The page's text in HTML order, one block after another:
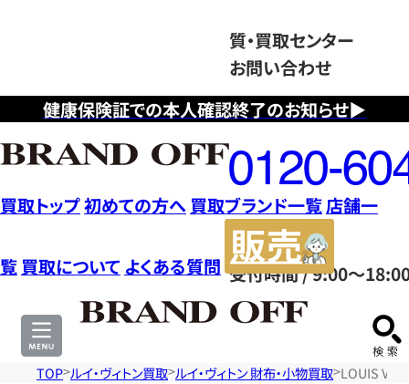
健康保険証での本人確認終了のお知らせ▶
質・買取センター
お問い合わせ
フ
リ
ー
ダ
イ
ヤ
ル
0120604117
受付時間 / 9:00～
買取トップ初めての方へ 買取ブランド一覧店舗一
覧 買取について よくある質問
サ
TOP ルイ・ヴィトン買取 ルイ・ヴィトン 財布・小物買取 LOUIS